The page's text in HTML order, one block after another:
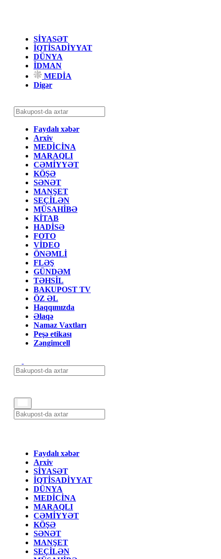
SİYASƏT
İQTİSADİYYAT
DÜNYA
İDMAN
MEDİA
Digər
Faydalı xəbər
Arxiv
MEDİCİNA
MARAQLI
CƏMİYYƏT
KÖŞƏ
SƏNƏT
MANŞET
SEÇİLƏN
MÜSAHİBƏ
KİTAB
HADİSƏ
FOTO
VİDEO
ÖNƏMLİ
FLƏŞ
GÜNDƏM
TƏHSİL
BAKUPOST TV
ÖZ ƏL
Haqqımızda
Əlaqə
Namaz Vaxtları
Peşə etikası
Zəngimcell
Faydalı xəbər
Arxiv
SİYASƏT
İQTİSADİYYAT
DÜNYA
MEDİCİNA
MARAQLI
CƏMİYYƏT
KÖŞƏ
SƏNƏT
MANŞET
SEÇİLƏN